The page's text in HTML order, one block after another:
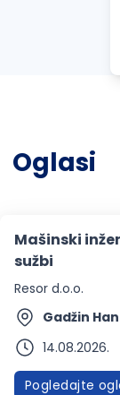
Oglasi
Mašinski
sužbi
Resor d.o.o.
Gadžin Han
14.08.2026.
Pogledajte